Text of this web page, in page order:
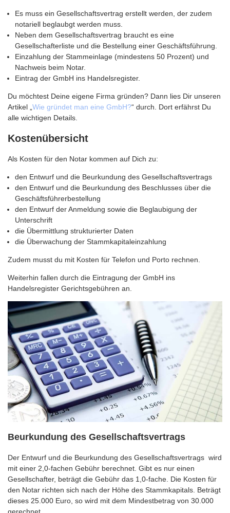
Es muss ein Gesellschaftsvertrag erstellt werden, der zudem
notariell beglaubgt werden muss.
Neben dem Gesellschaftsvertrag braucht es eine
Gesellschafterliste und die Bestellung einer Geschäftsführung.
Einzahlung der Stammeinlage (mindestens 50 Prozent) und
Nachweis beim Notar.
Eintrag der GmbH ins Handelsregister.
Du möchtest Deine eigene Firma gründen? Dann lies Dir unseren
Artikel „ Wie gründet man eine GmbH?“ durch. Dort erfährst Du
alle wichtigen Details.
Kostenübersicht
Als Kosten für den Notar kommen auf Dich zu:
den Entwurf und die Beurkundung des Gesellschaftsvertrags
den Entwurf und die Beurkundung des Beschlusses über die
Geschäftsführerbestellung
den Entwurf der Anmeldung sowie die Beglaubigung der
Unterschrift
die Übermittlung strukturierter Daten
die Überwachung der Stammkapitaleinzahlung
Zudem musst du mit Kosten für Telefon und Porto rechnen.
Weiterhin fallen durch die Eintragung der GmbH ins
Handelsregister Gerichtsgebühren an.
Beurkundung des Gesellschaftsvertrags
Der Entwurf und die Beurkundung des Gesellschaftsvertrags wird
mit einer 2,0-fachen Gebühr berechnet. Gibt es nur einen
Gesellschafter, beträgt die Gebühr das 1,0-fache. Die Kosten für
den Notar richten sich nach der Höhe des Stammkapitals. Beträgt
dieses 25.000 Euro, so wird mit dem Mindestbetrag von 30.000